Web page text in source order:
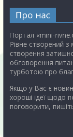
Про нас
Портал «mini-
Рівне створений з
створення
обговорення
турботою про
Якщо у Вас є
хороші ідеї щодо
поговорити,